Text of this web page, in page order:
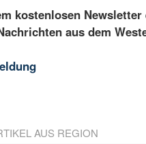
kostenlosen
aus dem
AUS REGION